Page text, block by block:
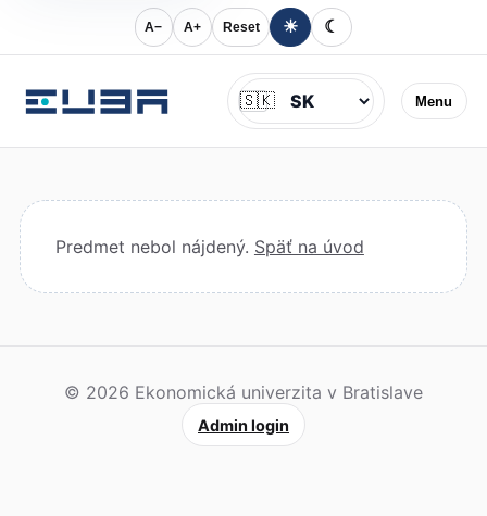
A− A+ Reset ☀ ☾
Menu
Jazyk
🇸🇰
Predmet nebol nájdený. Späť na úvod
© 2026 Ekonomická univerzita v Bratislave
Admin login